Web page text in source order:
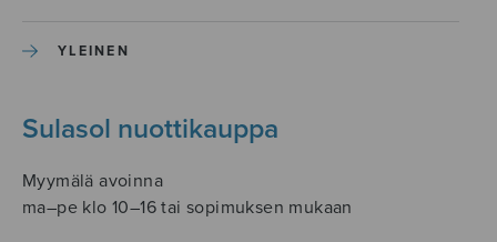
YLEINEN
Sulasol nuottikauppa
Myymälä avoinna
ma–pe klo 10–16 tai sopimuksen mukaan